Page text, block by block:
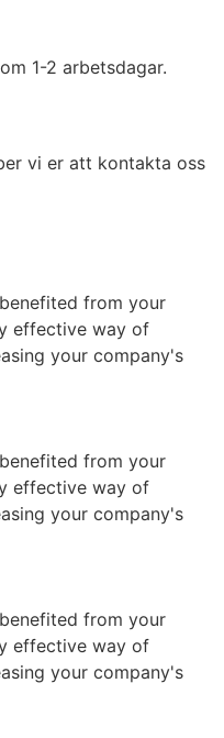
1-2 arbetsdagar.
vi er att kontakta oss
from your
effective way of
your company's
from your
effective way of
your company's
from your
effective way of
your company's